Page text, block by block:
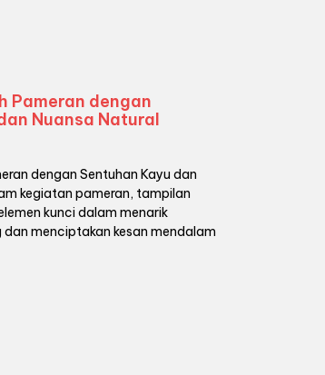
Pameran dengan
Nuansa Natural
dengan Sentuhan Kayu dan
kegiatan pameran, tampilan
kunci dalam menarik
menciptakan kesan mendalam